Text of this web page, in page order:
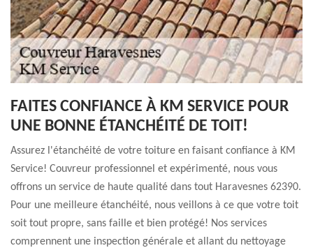
FAITES CONFIANCE À KM SERVICE POUR
UNE BONNE ÉTANCHÉITÉ DE TOIT!
Assurez l'étanchéité de votre toiture en faisant confiance à KM
Service! Couvreur professionnel et expérimenté, nous vous
offrons un service de haute qualité dans tout Haravesnes 62390.
Pour une meilleure étanchéité, nous veillons à ce que votre toit
soit tout propre, sans faille et bien protégé! Nos services
comprennent une inspection générale et allant du nettoyage